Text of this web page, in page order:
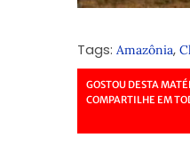
Tags: Amazônia,
GOSTOU DESTA
COMPARTILHE EM